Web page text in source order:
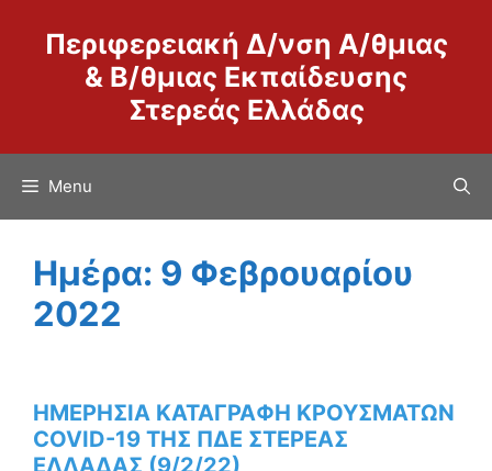
περιεχόμενο
Περιφερειακή Δ/νση Α/θμιας
& Β/θμιας Εκπαίδευσης
Στερεάς Ελλάδας
Menu
Ημέρα: 9 Φεβρουαρίου
2022
ΗΜΕΡΗΣΙΑ ΚΑΤΑΓΡΑΦΗ ΚΡΟΥΣΜΑΤΩΝ
COVID-19 ΤΗΣ ΠΔΕ ΣΤΕΡΕΑΣ
ΕΛΛΑΔΑΣ (9/2/22)